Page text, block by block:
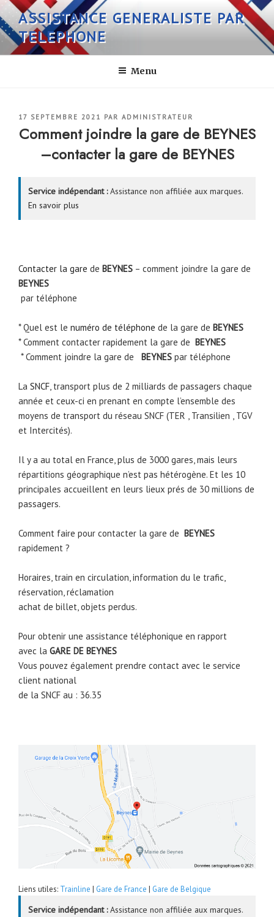
Aller
au
contenu
principal
ASSISTANCE GENERALISTE PAR
TELEPHONE
Menu
PUBLIÉ
LE
17 SEPTEMBRE 2021 PAR ADMINISTRATEUR
Comment joindre la gare de BEYNES
–contacter la gare de BEYNES
Service indépendant :Assistance non affiliée aux marques.
En savoir plus
Contacter la gare de BEYNES – comment joindre la gare de
BEYNES
par téléphone
* Quel est le numéro de téléphone de la gare de BEYNES
* Comment contacter rapidement la gare de BEYNES
* Comment joindre la gare de
BEYNES par téléphone
La SNCF, transport plus de 2 milliards de passagers chaque
année et ceux-ci en prenant en compte l’ensemble des
moyens de transport du réseau SNCF (TER , Transilien , TGV
et Intercités).
Il y a au total en France, plus de 3000 gares, mais leurs
répartitions géographique n’est pas hétérogène. Et les 10
principales accueillent en leurs lieux prés de 30 millions de
passagers.
Comment faire pour contacter la gare de BEYNES
rapidement ?
Horaires, train en circulation, information du le trafic,
réservation, réclamation
achat de billet, objets perdus.
Pour obtenir une assistance téléphonique en rapport
avec la GARE DE BEYNES
Vous pouvez également prendre contact avec le service
client national
de la SNCF au : 36.35
Liens utiles: Trainline | Gare de France | Gare de Belgique
Service indépendant :Assistance non affiliée aux marques.